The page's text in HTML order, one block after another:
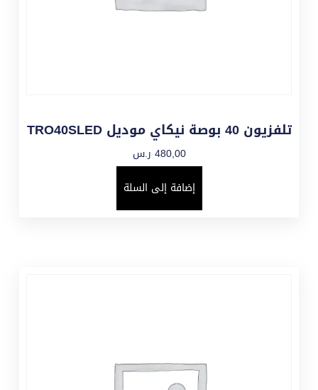
تلفزيون 40 بوصة نيكاي موديل TRO40SLED
480,00 ر.س
إضافة إلى السلة